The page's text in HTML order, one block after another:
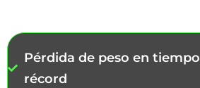
Pérdida de peso en tiempo
récord